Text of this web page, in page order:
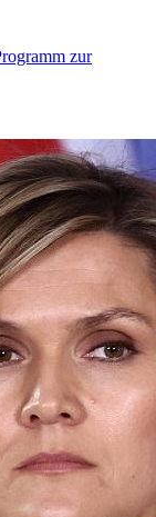
zur